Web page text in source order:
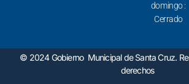
domingo :
Cerrado
© 2024 Gobierno Municipal de Santa Cruz.
derechos